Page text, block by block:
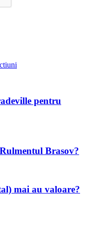
pentru
Brasov?
mai au valoare?